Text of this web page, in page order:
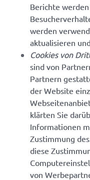
Berichte
werden
aktualisieren
Cookies von
sind von
Partnern
der Website
klärten Sie
Informationen
Zustimmung
diese
von